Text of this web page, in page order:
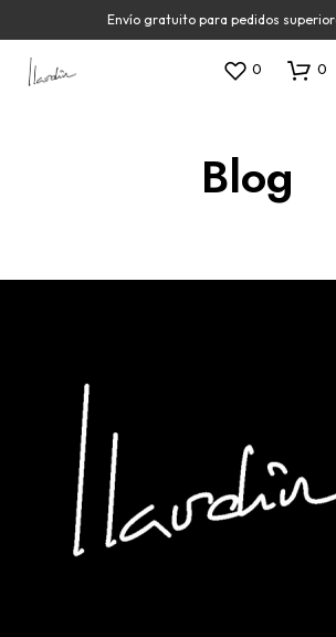
Envío gratuito para pedidos
0 0
Blog